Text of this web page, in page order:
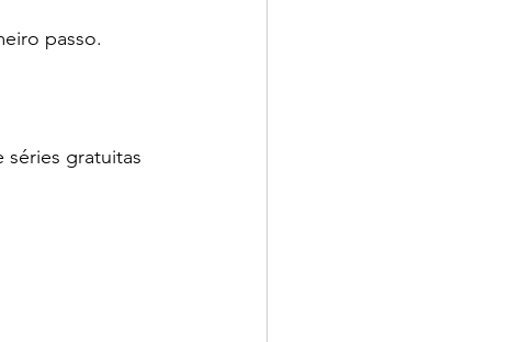
passo.
gratuitas